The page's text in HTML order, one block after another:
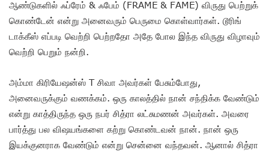
ஆண்டுகளில் ஃப்ரேம் & ஃபேம் (FRAME & FAME) விருது பெற்றுக்
கொண்டேன் என்று அனைவரும் பெருமை கொள்வார்கள். டூரிங்
டாக்கீஸ் எப்படி வெற்றி பெற்றதோ அதே போல இந்த விருது விழாவும்
வெற்றி பெறும் நன்றி.
அம்மா கிரியேஷன்ஸ் T சிவா அவர்கள் பேசும்போது,
அனைவருக்கும் வணக்கம். ஒரு காலத்தில் நான் சந்திக்க வேண்டும்
என்று காத்திருந்த ஒரு நபர் சித்ரா லட்சுமணன் அவர்கள். அவரை
பார்த்து பல விஷயங்களை கற்று கொண்டவன் நான். நான் ஒரு
இயக்குனராக வேண்டும் என்று சென்னை வந்தவன். ஆனால் சித்ரா